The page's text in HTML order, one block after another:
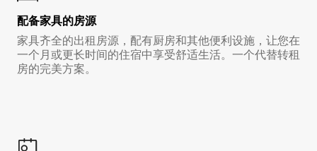
配备家具的房源
家具齐全的出租房源，配有厨房和其他便利设施，让您在
一个月或更长时间的住宿中享受舒适生活。一个代替转租
房的完美方案。